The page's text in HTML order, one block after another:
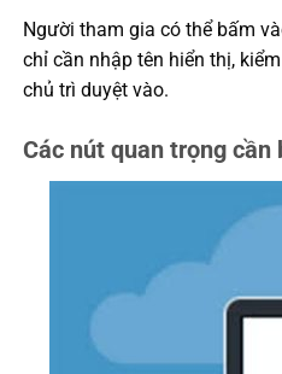
Người tham gia có thể bấm
chỉ cần nhập tên hiển thị,
chủ trì duyệt vào.
Các nút quan trọng cần